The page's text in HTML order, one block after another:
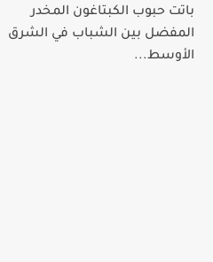
باتت حبوب الكبتاغون المخدر
المفضل بين الشباب في الشرق
الأوسط...